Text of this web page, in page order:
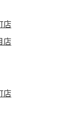
店
店
店